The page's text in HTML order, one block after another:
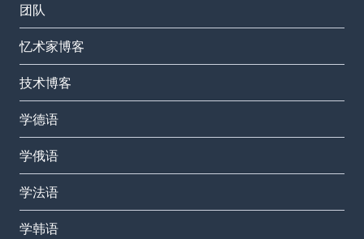
团队
忆术家博客
技术博客
学德语
学俄语
学法语
学韩语